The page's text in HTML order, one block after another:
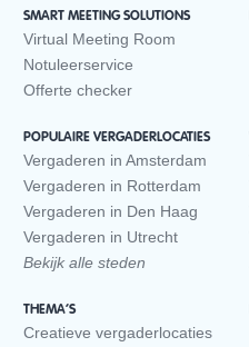
SMART MEETING SOLUTIONS
Virtual Meeting Room
Notuleerservice
Offerte checker
POPULAIRE VERGADERLOCATIES
Vergaderen in Amsterdam
Vergaderen in Rotterdam
Vergaderen in Den Haag
Vergaderen in Utrecht
Bekijk alle steden
THEMA’S
Creatieve vergaderlocaties